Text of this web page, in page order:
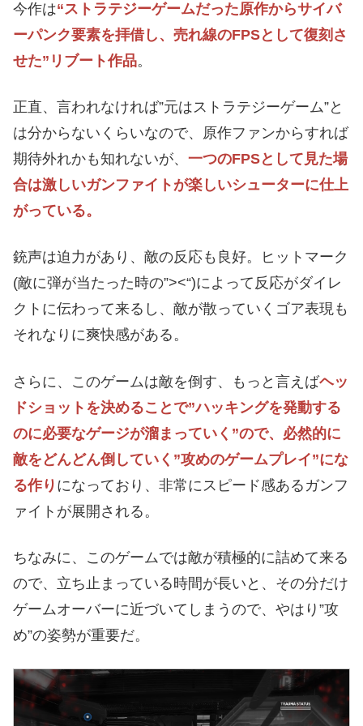
今作は“ストラテジーゲームだった原作からサイバ
ーパンク要素を拝借し、売れ線のFPSとして復刻さ
せた”リブート作品。
正直、言われなければ”元はストラテジーゲーム”と
は分からないくらいなので、原作ファンからすれば
期待外れかも知れないが、 一つのFPSとして見た場
合は激しいガンファイトが楽しいシューターに仕上
がっている。
銃声は迫力があり、敵の反応も良好。ヒットマーク
(敵に弾が当たった時の”><“)によって反応がダイレ
クトに伝わって来るし、敵が散っていくゴア表現も
それなりに爽快感がある。
さらに、このゲームは敵を倒す、もっと言えばヘッ
ドショットを決めることで”ハッキングを発動する
のに必要なゲージが溜まっていく”ので、必然的に
敵をどんどん倒していく”攻めのゲームプレイ”にな
る作り になっており、非常にスピード感あるガンフ
ァイトが展開される。
ちなみに、このゲームでは敵が積極的に詰めて来る
ので、立ち止まっている時間が長いと、その分だけ
ゲームオーバーに近づいてしまうので、やはり”攻
め”の姿勢が重要だ。